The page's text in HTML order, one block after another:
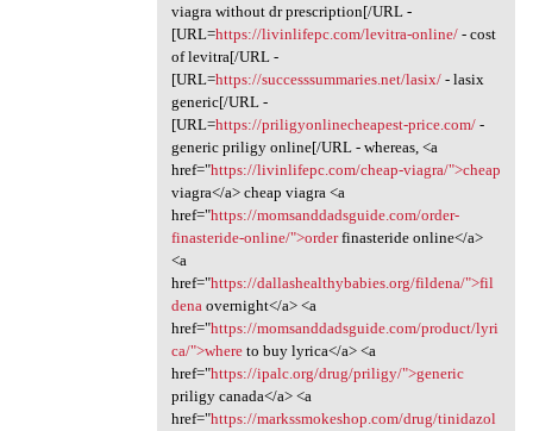
viagra without dr prescription[/URL -
[URL=https://livinlifepc.com/levitra-online/- cost
of levitra[/URL -
[URL=https://successsummaries.net/lasix/- lasix
generic[/URL -
[URL=https://priligyonlinecheapest-price.com/-
generic priligy online[/URL - whereas, <a
href="https://livinlifepc.com/cheap-viagra/">cheap
viagra</a> cheap viagra <a
href="https://momsanddadsguide.com/order-
finasteride-online/">orderfinasteride online</a>
<a
href="https://dallashealthybabies.org/fildena/">fil
denaovernight</a> <a
href="https://momsanddadsguide.com/product/lyri
ca/">whereto buy lyrica</a> <a
href="https://ipalc.org/drug/priligy/">generic
priligy canada</a> <a
href="https://markssmokeshop.com/drug/tinidazol